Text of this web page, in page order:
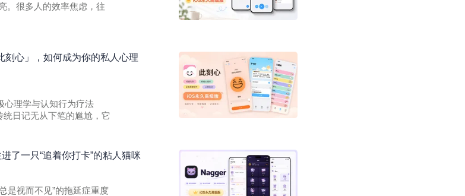
。很多人的效率焦虑，往
刻心」，如何成为你的私人心理
心理学与认知行为疗法
统日记无从下笔的尴尬，它
了一只“追着你打卡”的粘人猫咪
是视而不见”的拖延症重度